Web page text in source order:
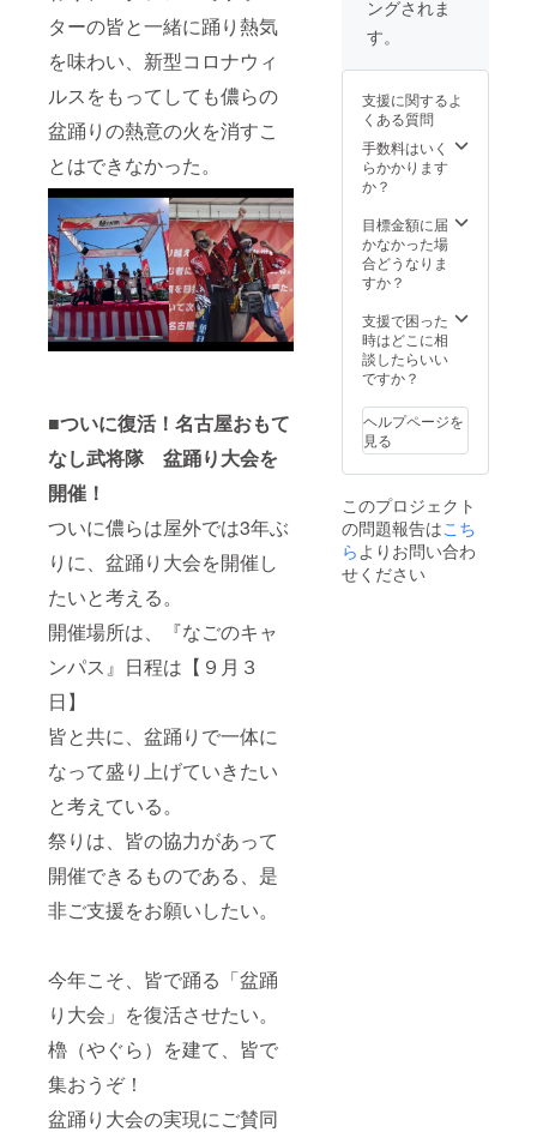
ターの皆と一緒に踊り熱気
を味わい、新型コロナウィ
ルスをもってしても儂らの
盆踊りの熱意の火を消すこ
とはできなかった。
■ついに復活！名古屋おもて
なし武将隊 盆踊り大会を
開催！
ついに儂らは屋外では3年ぶ
りに、盆踊り大会を開催し
たいと考える。
開催場所は、『なごのキャ
ンパス』日程は【９月３
日】
皆と共に、盆踊りで一体に
なって盛り上げていきたい
と考えている。
祭りは、皆の協力があって
開催できるものである、是
非ご支援をお願いしたい。
今年こそ、皆で踊る「盆踊
り大会」を復活させたい。
櫓（やぐら）を建て、皆で
集おうぞ！
盆踊り大会の実現にご賛同
～20：
30～) 場
所：中
村ス
ポーツ
セン
ター
(名古
屋市中
屋43番
地の1)
出陣：
豊臣秀
川家
康、加
藤清
正、踊
つ
の購入
願いい
す ※手
ぬぐい
はリ
ターン
同じで
す 「盆
踊り練
月6日
（土）
時間：
19：00
30（受
付18：
30～）
場所：
ポーツ
セン
ター
第2競技
場
ングされま
す。
支援に関するよ
くある質問
手数料はいく
らかかります
か？
目標金額に届
かなかった場
合どうなりま
すか？
支援で困った
時はどこに相
談したらいい
ですか？
ヘルプページを
見る
このプロジェクト
の問題報告はこち
らよりお問い合わ
せください